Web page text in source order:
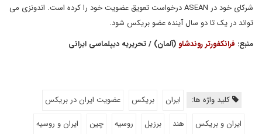
شرکای خود در ASEAN درخواست تعویق عضویت خود را کرده است. اندونزی می
تواند در یک تا دو سال آینده عضو بریکس شود.
منبع: فرانکفورتر روندشاو (آلمان) / تحریریه دیپلماسی ایرانی
کلید واژه ها: ایران بریکس
عضویت ایران در بریکس
ایران و بریکس
هند برزیل روسیه چین
ایران و روسیه